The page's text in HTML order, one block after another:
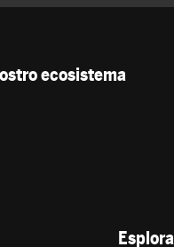
ecosistema
Esplora